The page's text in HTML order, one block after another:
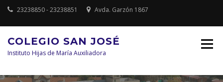
Saltar
contenido
23238850 - 23238851 Avda. Garzón 1867
COLEGIO SAN JOSÉ
Instituto Hijas de María Auxiliadora